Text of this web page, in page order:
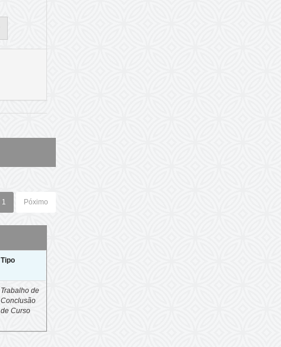
1 Póximo
Tipo
Trabalho de
Conclusão
de Curso